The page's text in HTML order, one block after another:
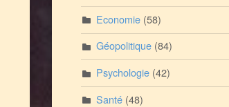
Economie(58)
Géopolitique(84)
Psychologie(42)
Santé(48)